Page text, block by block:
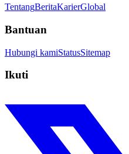
TentangBeritaKarierGlobal
Bantuan
Hubungi kamiStatusSitemap
Ikuti